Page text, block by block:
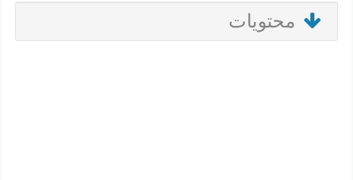
محتويات